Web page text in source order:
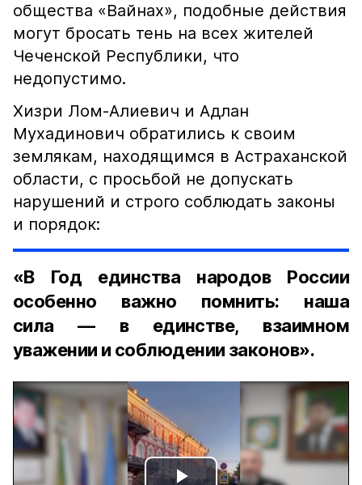
общества «Вайнах», подобные действия
могут бросать тень на всех жителей
Чеченской Республики, что
недопустимо.
Хизри Лом-Алиевич и Адлан
Мухадинович обратились к своим
землякам, находящимся в Астраханской
области, с просьбой не допускать
нарушений и строго соблюдать законы
и порядок:
«В Год единства народов России
особенно важно помнить: наша
сила — в единстве, взаимном
уважении и соблюдении законов».